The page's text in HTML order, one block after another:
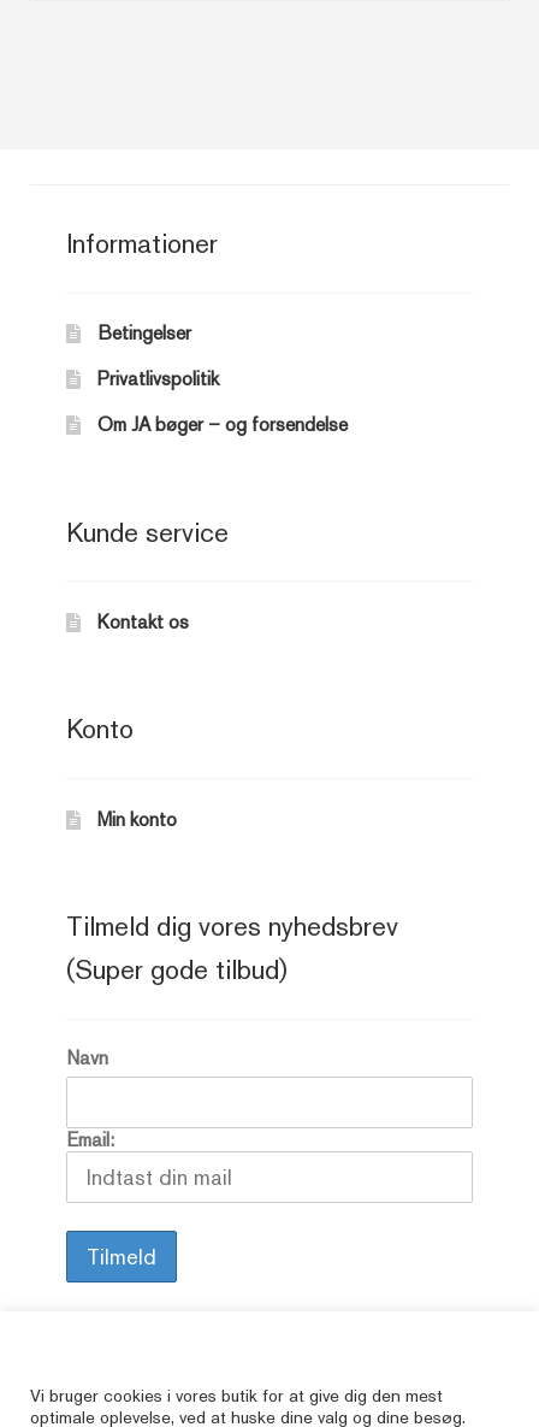
Alle vore varer er brugte, så her kan du finde
Informationer
Betingelser
Privatlivspolitik
Om JA bøger – og forsendelse
Kunde service
Kontakt os
Konto
Min konto
Tilmeld dig vores nyhedsbrev
(Super gode tilbud)
Navn
Email:
Vi bruger cookies i vores butik for at give dig den mest
optimale oplevelse, ved at huske dine valg og dine besøg.